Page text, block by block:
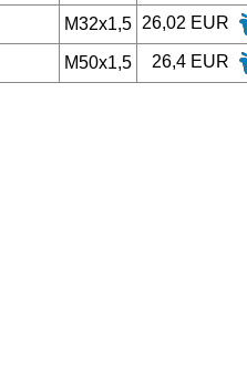
M32x1,5 26,02 EUR
M50x1,5 26,4 EUR